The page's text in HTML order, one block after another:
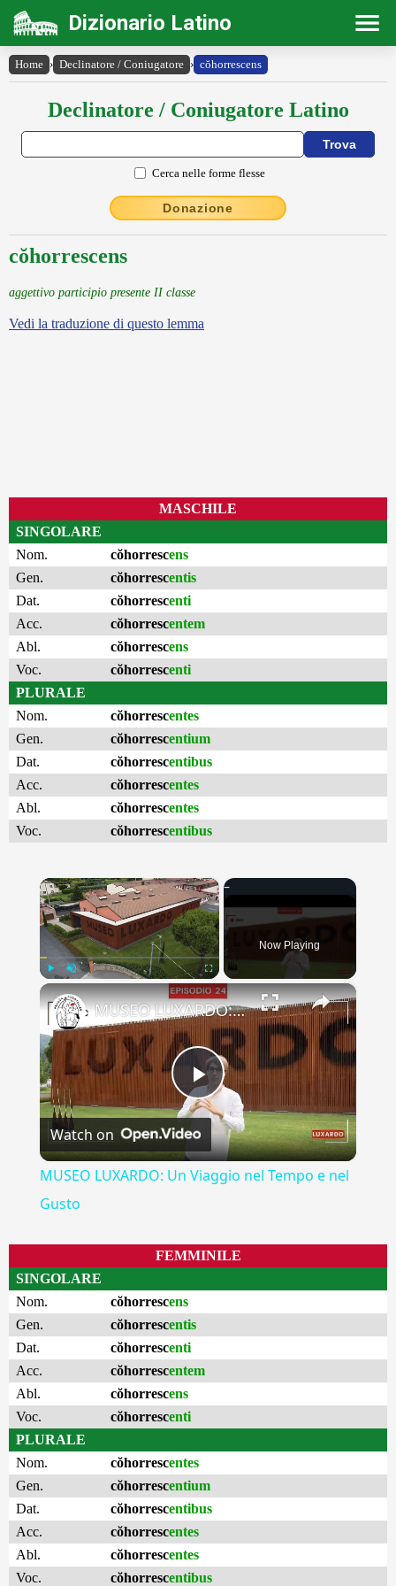
Dizionario Latino
Home › Declinatore / Coniugatore › cŏhorrescens
Declinatore / Coniugatore Latino
Cerca nelle forme flesse
Donazione
cŏhorrescens
aggettivo participio presente II classe
Vedi la traduzione di questo lemma
MASCHILE
SINGOLARE
Nom.
cŏhorrescens
Gen.
cŏhorrescentis
Dat.
cŏhorrescenti
Acc.
cŏhorrescentem
Abl.
cŏhorrescens
Voc.
cŏhorrescenti
PLURALE
Nom.
cŏhorrescentes
Gen.
cŏhorrescentium
Dat.
cŏhorrescentibus
Acc.
cŏhorrescentes
Abl.
cŏhorrescentes
Voc.
cŏhorrescentibus
×
Fullscreen
Now Playing
×
Play
Video
MUSEO LUXARDO: Un Viaggio nel Tempo e nel Gusto
Watch on
MUSEO LUXARDO: Un Viaggio nel Tempo e nel
Gusto
FEMMINILE
SINGOLARE
Nom.
cŏhorrescens
Gen.
cŏhorrescentis
Dat.
cŏhorrescenti
Acc.
cŏhorrescentem
Abl.
cŏhorrescens
Voc.
cŏhorrescenti
PLURALE
Nom.
cŏhorrescentes
Gen.
cŏhorrescentium
Dat.
cŏhorrescentibus
Acc.
cŏhorrescentes
Abl.
cŏhorrescentes
Voc.
cŏhorrescentibus